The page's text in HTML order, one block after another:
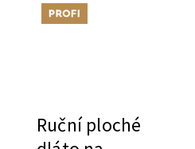
Tip
Ruční ploché